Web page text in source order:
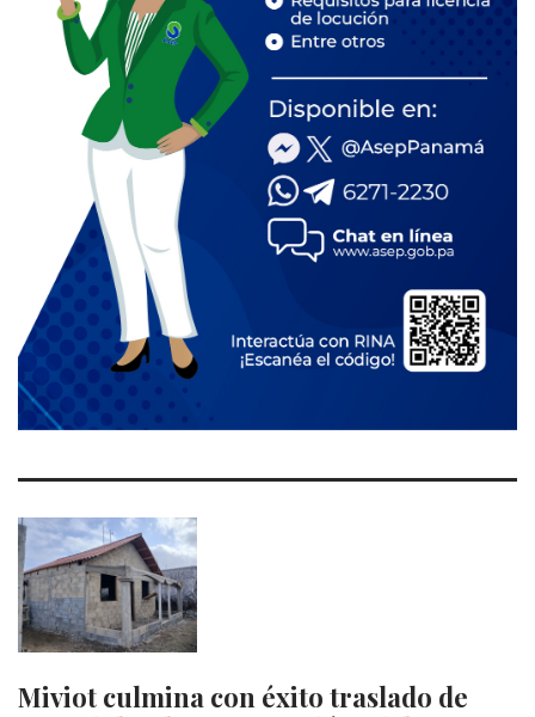
Miviot culmina con éxito traslado de